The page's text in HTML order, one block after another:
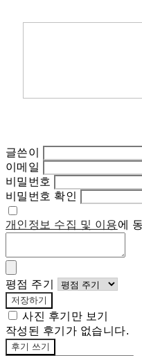
글쓴이
이메일
비밀번호
비밀번호 확인
개인정보 수집 및 이용에
평점 주기
저장하기
사진 후기만 보기
작성된 후기가 없습니다.
후기 쓰기